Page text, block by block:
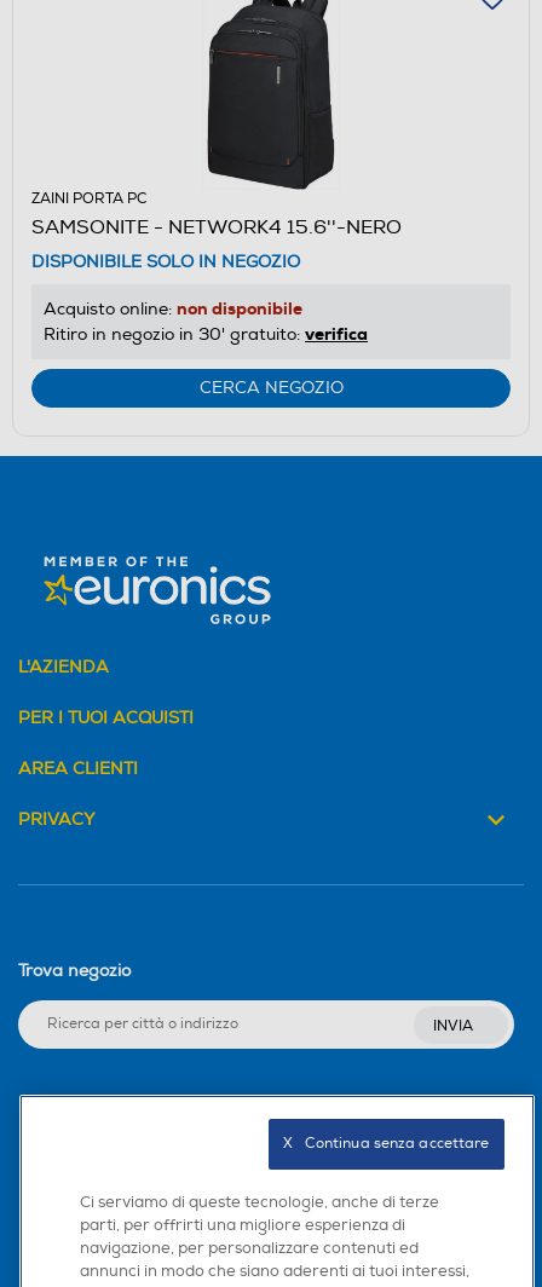
ZAINI PORTA PC
SAMSONITE - NETWORK4 15.6''-NERO
DISPONIBILE SOLO IN NEGOZIO
Acquisto online: non disponibile
Ritiro in negozio in 30' gratuito: verifica
CERCA NEGOZIO
L'AZIENDA
PER I TUOI ACQUISTI
AREA CLIENTI
PRIVACY
Trova negozio
INVIA
Scarica la nostra app
Ci serviamo di queste tecnologie, anche di terze
parti, per offrirti una migliore esperienza di
navigazione, per personalizzare contenuti ed
annunci in modo che siano aderenti ai tuoi interessi,
X   Continua senza accettare